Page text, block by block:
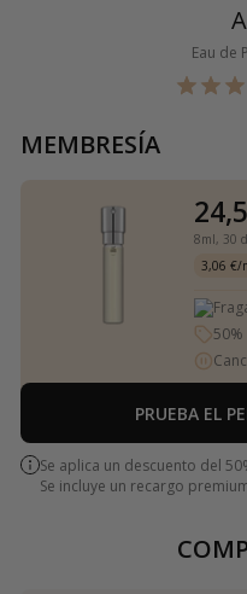
Eau de
MEMBRESÍA
8ml, 30
3,06 €/
PRUEBA EL
Se aplica un descuento del
Se incluye un recargo